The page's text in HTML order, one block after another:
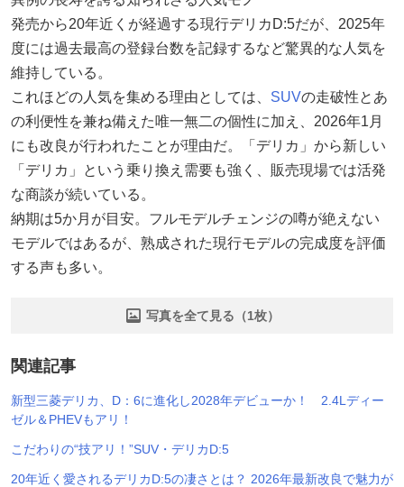
発売から20年近くが経過する現行デリカD:5だが、2025年
度には過去最高の登録台数を記録するなど驚異的な人気を
維持している。
これほどの人気を集める理由としては、 SUVの走破性とあ
の利便性を兼ね備えた唯一無二の個性に加え、2026年1月
にも改良が行われたことが理由だ。「デリカ」から新しい
「デリカ」という乗り換え需要も強く、販売現場では活発
な商談が続いている。
納期は5か月が目安。フルモデルチェンジの噂が絶えない
モデルではあるが、熟成された現行モデルの完成度を評価
する声も多い。
写真を全て見る（1枚）
関連記事
新型三菱デリカ、D：6に進化し2028年デビューか！ 2.4Lディー
ゼル＆PHEVもアリ！
こだわりの“技アリ！”SUV・デリカD:5
20年近く愛されるデリカD:5の凄さとは？ 2026年最新改良で魅力が